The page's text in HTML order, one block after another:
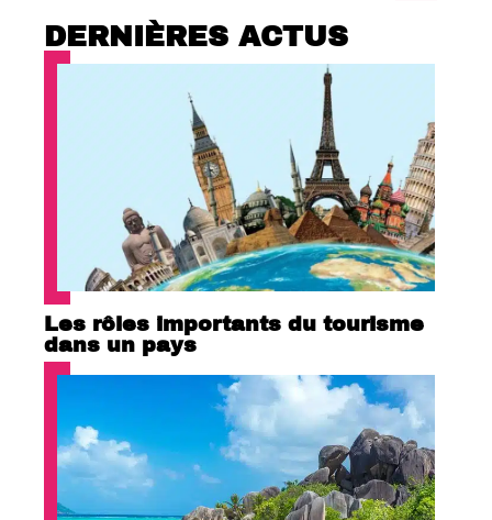
DERNIÈRES ACTUS
Les rôles importants du tourisme
dans un pays